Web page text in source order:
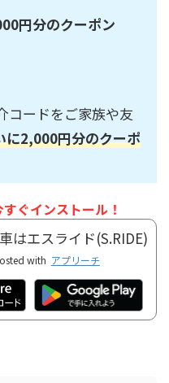
円分のクーポン
コードをご家族や友
に2,000円分のクーポ
ぐインストール！
はエスライド(S.RIDE)
with アプリーチ